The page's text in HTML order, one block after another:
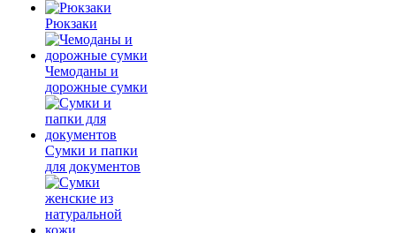
Рюкзаки
Чемоданы и
дорожные сумки
Сумки и папки
для документов